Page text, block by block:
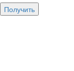
Получить